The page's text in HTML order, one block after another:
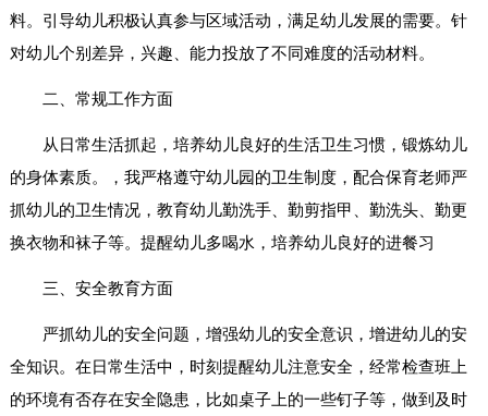
料。引导幼儿积极认真参与区域活动，满足幼儿发展的需要。针
对幼儿个别差异，兴趣、能力投放了不同难度的活动材料。
二、常规工作方面
从日常生活抓起，培养幼儿良好的生活卫生习惯，锻炼幼儿
的身体素质。，我严格遵守幼儿园的卫生制度，配合保育老师严
抓幼儿的卫生情况，教育幼儿勤洗手、勤剪指甲、勤洗头、勤更
换衣物和袜子等。提醒幼儿多喝水，培养幼儿良好的进餐习
三、安全教育方面
严抓幼儿的安全问题，增强幼儿的安全意识，增进幼儿的安
全知识。在日常生活中，时刻提醒幼儿注意安全，经常检查班上
的环境有否存在安全隐患，比如桌子上的一些钉子等，做到及时